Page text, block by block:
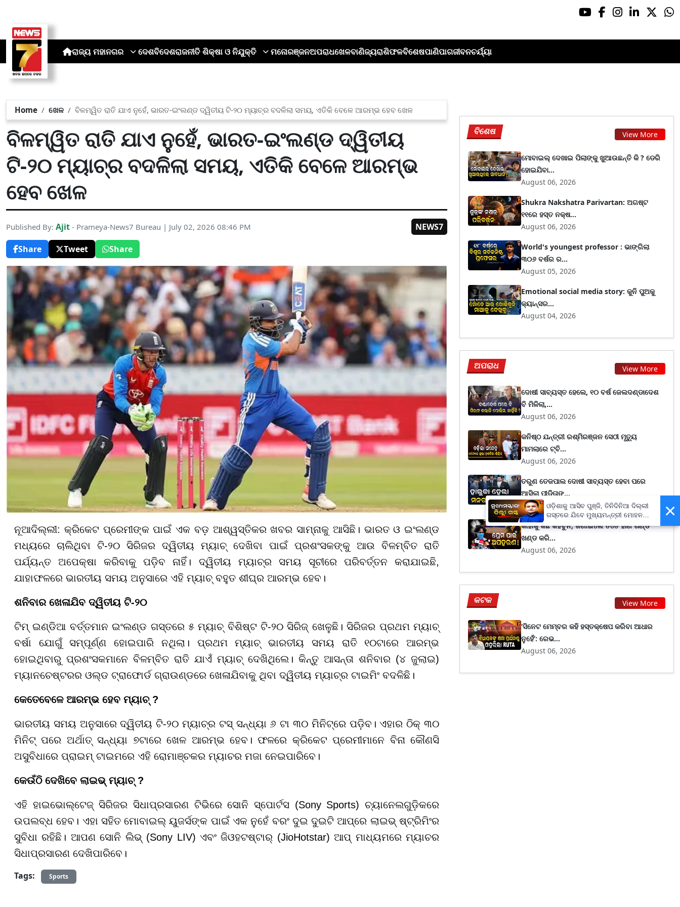
ରାଜ୍ୟ ମହାନଗର ଦେଶବିଦେଶରାଜନୀତି ଶିକ୍ଷା ଓ ନିଯୁକ୍ତି ମନୋରଞ୍ଜନଅପରାଧଖେଳବାଣିଜ୍ୟରାଶିଫଳବିଶେଷପାଣିପାଗଜୀବନଚର୍ଯ୍ୟା
Home ଖେଳ ବିଳମ୍ୱିତ ରାତି ଯାଏ ନୁହେଁ, ଭାରତ-ଇଂଲଣ୍ଡ ଦ୍ୱିତୀୟ ଟି-୨୦ ମ୍ୟାଚ୍‌ର ବଦଳିଲା ସମୟ, ଏତିକି ବେଳେ ଆରମ୍ଭ ହେବ ଖେଳ
ବିଳମ୍ୱିତ ରାତି ଯାଏ ନୁହେଁ, ଭାରତ-ଇଂଲଣ୍ଡ ଦ୍ୱିତୀୟ
ଟି-୨୦ ମ୍ୟାଚ୍‌ର ବଦଳିଲା ସମୟ, ଏତିକି ବେଳେ ଆରମ୍ଭ
ହେବ ଖେଳ
Published By: Ajit - Prameya-News7 Bureau | July 02, 2026 08:46 PM
NEWS7
Share
Tweet Share
ନୂଆଦିଲ୍ଲୀ: କ୍ରିକେଟ ପ୍ରେମୀଙ୍କ ପାଇଁ ଏକ ବଡ଼ ଆଶ୍ୱସ୍ତିକର ଖବର ସାମ୍ନାକୁ ଆସିଛି। ଭାରତ ଓ ଇଂଲଣ୍ଡ
ମଧ୍ୟରେ ଚାଲିଥିବା ଟି-୨୦ ସିରିଜର ଦ୍ୱିତୀୟ ମ୍ୟାଚ୍ ଦେଖିବା ପାଇଁ ପ୍ରଶଂସକଙ୍କୁ ଆଉ ବିଳମ୍ବିତ ରାତି
ପର୍ଯ୍ୟନ୍ତ ଅପେକ୍ଷା କରିବାକୁ ପଡ଼ିବ ନାହିଁ। ଦ୍ୱିତୀୟ ମ୍ୟାଚ୍ର ସମୟ ସୂଚୀରେ ପରିବର୍ତ୍ତନ କରାଯାଇଛି,
ଯାହାଫଳରେ ଭାରତୀୟ ସମୟ ଅନୁସାରେ ଏହି ମ୍ୟାଚ୍ ବହୁତ ଶୀଘ୍ର ଆରମ୍ଭ ହେବ।
ଶନିବାର ଖେଳାଯିବ ଦ୍ୱିତୀୟ ଟି-୨୦
ଟିମ୍ ଇଣ୍ଡିଆ ବର୍ତ୍ତମାନ ଇଂଲଣ୍ଡ ଗସ୍ତରେ ୫ ମ୍ୟାଚ୍ ବିଶିଷ୍ଟ ଟି-୨୦ ସିରିଜ୍ ଖେଳୁଛି। ସିରିଜର ପ୍ରଥମ ମ୍ୟାଚ୍
ବର୍ଷା ଯୋଗୁଁ ସମ୍ପୂର୍ଣ୍ଣ ହୋଇପାରି ନଥିଲା। ପ୍ରଥମ ମ୍ୟାଚ୍ ଭାରତୀୟ ସମୟ ରାତି ୧୦ଟାରେ ଆରମ୍ଭ
ହୋଇଥିବାରୁ ପ୍ରଶଂସକମାନେ ବିଳମ୍ବିତ ରାତି ଯାଏଁ ମ୍ୟାଚ୍ ଦେଖିଥିଲେ। କିନ୍ତୁ ଆସନ୍ତା ଶନିବାର (୪ ଜୁଲାଇ)
ମ୍ୟାନଚେଷ୍ଟରର ଓଲ୍ଡ ଟ୍ରାଫୋର୍ଡ ଗ୍ରାଉଣ୍ଡରେ ଖେଳାଯିବାକୁ ଥିବା ଦ୍ୱିତୀୟ ମ୍ୟାଚ୍ର ଟାଇମିଂ ବଦଳିଛି।
କେତେବେଳେ ଆରମ୍ଭ ହେବ ମ୍ୟାଚ୍ ?
ଭାରତୀୟ ସମୟ ଅନୁସାରେ ଦ୍ୱିତୀୟ ଟି-୨୦ ମ୍ୟାଚ୍ର ଟସ୍ ସନ୍ଧ୍ୟା ୬ ଟା ୩୦ ମିନିଟ୍ରେ ପଡ଼ିବ। ଏହାର ଠିକ୍ ୩୦
ମିନିଟ୍ ପରେ ଅର୍ଥାତ୍ ସନ୍ଧ୍ୟା ୭ଟାରେ ଖେଳ ଆରମ୍ଭ ହେବ। ଫଳରେ କ୍ରିକେଟ ପ୍ରେମୀମାନେ ବିନା କୌଣସି
ଅସୁବିଧାରେ ପ୍ରାଇମ୍ ଟାଇମରେ ଏହି ରୋମାଞ୍ଚକର ମ୍ୟାଚର ମଜା ନେଇପାରିବେ।
କେଉଁଠି ଦେଖିବେ ଲାଇଭ୍ ମ୍ୟାଚ୍ ?
ଏହି ହାଇଭୋଲ୍ଟେଜ୍ ସିରିଜର ସିଧାପ୍ରସାରଣ ଟିଭିରେ ସୋନି ସ୍ପୋର୍ଟସ (Sony Sports) ଚ୍ୟାନେଲଗୁଡ଼ିକରେ
ଉପଲବ୍ଧ ହେବ। ଏହା ସହିତ ମୋବାଇଲ୍ ୟୁଜର୍ସଙ୍କ ପାଇଁ ଏକ ନୁହେଁ ବରଂ ଦୁଇ ଦୁଇଟି ଆପ୍ରେ ଲାଇଭ୍ ଷ୍ଟ୍ରିମିଂର
ସୁବିଧା ରହିଛି। ଆପଣ ସୋନି ଲିଭ୍ (Sony LIV) ଏବଂ ଜିଓହଟଷ୍ଟାର୍ (JioHotstar) ଆପ୍ ମାଧ୍ୟମରେ ମ୍ୟାଚର
ସିଧାପ୍ରସାରଣ ଦେଖିପାରିବେ।
Tags:
Sports
ବିଶେଷ View More
ମୋବାଇଲ୍ ଦେଖାଇ ପିଲାଙ୍କୁ ଖୁଆଉଛନ୍ତି କି ? ଡେରି
ହୋଇଯିବା...
August 06, 2026
Shukra Nakshatra Parivartan: ଅଗଷ୍ଟ
୧୧ରେ ହସ୍ତ ନକ୍ଷ...
August 06, 2026
World's youngest professor : ଭାଙ୍ଗିଲା
୩୦୬ ବର୍ଷର ର...
August 05, 2026
Emotional social media story: କୁନି ପୁଅକୁ
କ୍ୟାନ୍ସର...
August 04, 2026
ଅପରାଧ View More
ଦୋଷୀ ସାବ୍ୟସ୍ତ ହେଲେ, ୧୦ ବର୍ଷ ଜେଲଦଣ୍ଡାଦେଶ
ବି ମିଳିଲା,...
August 06, 2026
କନିଷ୍ଠ ଯନ୍ତ୍ରୀ ରଶ୍ମିରଞ୍ଜନ ସେଠୀ ମୃତ୍ୟୁ
ମାମଲାରେ ଟ୍ବି...
August 06, 2026
ତରୁଣ ତେଜପାଲ ଦୋଷୀ ସାବ୍ୟସ୍ତ ହେବା ପରେ
ଆସିଲା ପୀଡ଼ିତାଙ୍...
August 06, 2026
କାହାକୁ କିଛି କହିବୁନି, ଜଣାଇଲେ ତତେ ହାଣି ଖଣ୍ଡ
ଖଣ୍ଡ କରି...
August 06, 2026
କଟକ View More
‘ସିନେଟ ମେମ୍ବର କହି ହସ୍ତକ୍ଷେପ କରିବା ଆଧାର
ନୁହେଁ’: ରେଭ...
August 06, 2026
×
ଓଡ଼ିଶାକୁ ଆସିବ ପୁଞ୍ଜି, ତିନିଦିନିଆ ଦିଲ୍ଲୀ
ଗସ୍ତରେ ଯିବେ ମୁଖ୍ୟମନ୍ତ୍ରୀ ମୋହନ
ମାଝୀ